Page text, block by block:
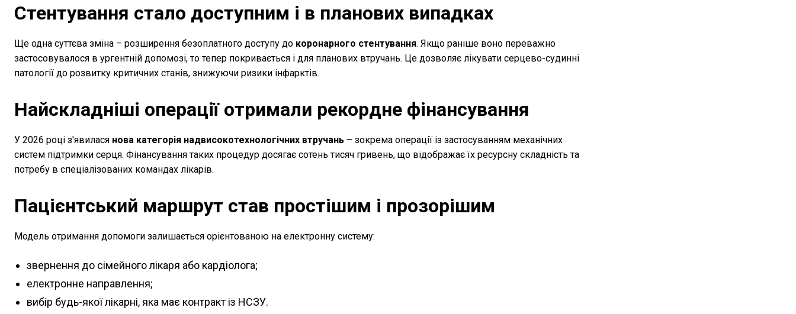
Стентування стало доступним і в планових випадках
Ще одна суттєва зміна – розширення безоплатного доступу до коронарного стентування. Якщо раніше воно переважно
застосовувалося в ургентній допомозі, то тепер покривається і для планових втручань. Це дозволяє лікувати серцево-судинні
патології до розвитку критичних станів, знижуючи ризики інфарктів.
Найскладніші операції отримали рекордне фінансування
У 2026 році з'явилася нова категорія надвисокотехнологічних втручань – зокрема операції із застосуванням механічних
систем підтримки серця. Фінансування таких процедур досягає сотень тисяч гривень, що відображає їх ресурсну складність та
потребу в спеціалізованих командах лікарів.
Пацієнтський маршрут став простішим і прозорішим
Модель отримання допомоги залишається орієнтованою на електронну систему:
звернення до сімейного лікаря або кардіолога;
електронне направлення;
вибір будь-якої лікарні, яка має контракт із НСЗУ.